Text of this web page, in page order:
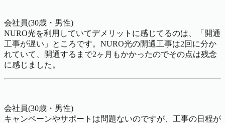
会社員(30歳・男性)
NURO光を利用していてデメリットに感じてるのは、「開通
工事が遅い」ところです。NURO光の開通工事は2回に分か
れていて、開通するまで2ヶ月もかかったのでその点は残念
に感じました。
会社員(30歳・男性)
キャンペーンやサポートは問題ないのですが、工事の日程が